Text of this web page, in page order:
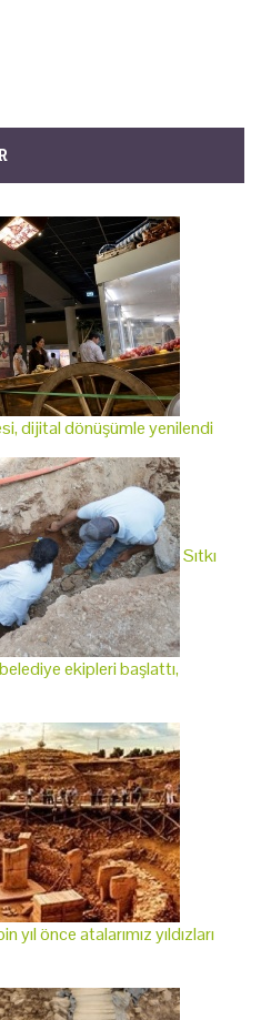
dijital dönüşümle yenilendi
Sıtkı
ekipleri başlattı,
önce atalarımız yıldızları